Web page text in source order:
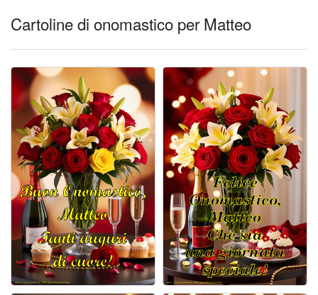
Cartoline di onomastico per Matteo